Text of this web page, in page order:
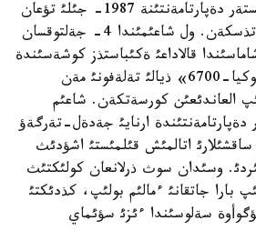
ونئث ايتؤئنشا، ئشكئ ئستةر دةپارتامةنتئنة 1987- جئلئ تؤعان
ل. اتتئ ازاماتتان شاعئم تذسكةن. ول شاعئمئندا 4- جةلتوقسان
تذنگئ -00 -23 شاماسئندا قالاداعئ ةكئباستذز كوشةسئندة
بةلگئسئز بئرةؤدئث «نوكيا-6700» ذيالئ تةلةفونئ مةن
العاندئعئن كورسةتكةن. شاعئم
ارنايئ جةدةل-تةرگةؤ
اتالمئش قئلمئستئ اشؤدئث
وسئدان سوث ذرلانعان كولئكتئث
بارا جاتقانئ ءمالئم بولئپ، كذدئكتئ
سةلوسئندا ءئزئ سؤئماي